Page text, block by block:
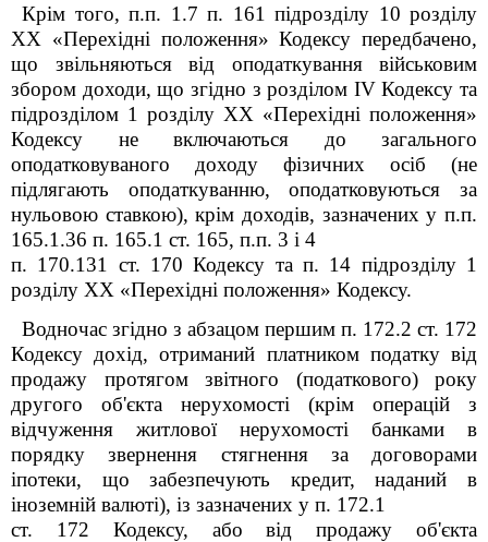
Крім того, п.п. 1.7 п. 161 підрозділу 10 розділу
XX «Перехідні положення» Кодексу передбачено,
що звільняються від оподаткування військовим
збором доходи, що згідно з розділом IV Кодексу та
підрозділом 1 розділу XX «Перехідні положення»
Кодексу не включаються до загального
оподатковуваного доходу фізичних осіб (не
підлягають оподаткуванню, оподатковуються за
нульовою ставкою), крім доходів, зазначених у п.п.
165.1.36 п. 165.1 ст. 165, п.п. 3 і 4
п. 170.131
ст. 170 Кодексу та п. 14 підрозділу 1
розділу XX «Перехідні положення» Кодексу.
Водночас згідно з абзацом першим п. 172.2 ст. 172
Кодексу дохід, отриманий платником податку від
продажу протягом звітного (податкового) року
другого об'єкта нерухомості (крім операцій з
відчуження житлової нерухомості банками в
порядку звернення стягнення за договорами
іпотеки, що забезпечують кредит, наданий в
іноземній валюті), із зазначених у п. 172.1
ст. 172 Кодексу, або від продажу об'єкта